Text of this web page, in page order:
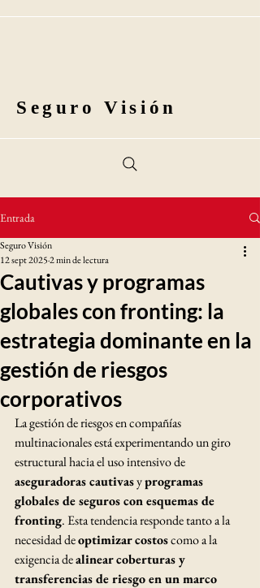
Seguro Visión
Entrada
Cautivas y programas
globales con fronting: la
estrategia dominante en la
gestión de riesgos
corporativos
Seguro Visión
12 sept 20252 min de lectura
La gestión de riesgos en compañías
multinacionales está experimentando un giro
estructural hacia el uso intensivo de
aseguradoras cautivas y programas
globales de seguros con esquemas de
fronting. Esta tendencia responde tanto a la
necesidad de optimizar costos como a la
exigencia de alinear coberturas y
transferencias de riesgo en un marco